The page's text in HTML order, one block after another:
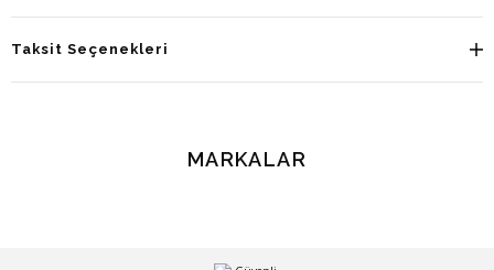
Taksit Seçenekleri
MARKALAR